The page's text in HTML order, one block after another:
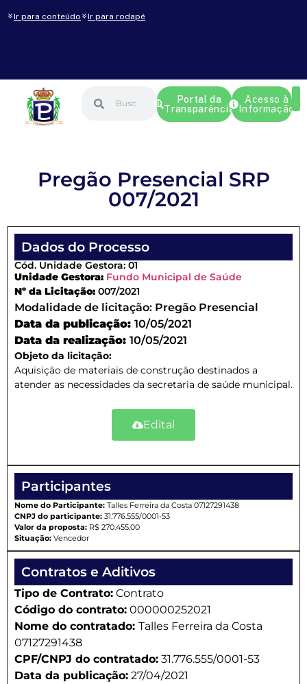
Ir para conteúdo Ir para rodapé
Portal da
Transparência
Acesso à
Informação
Pregão Presencial SRP
007/2021
Dados do Processo
Cód. Unidade Gestora: 01
Unidade Gestora: Fundo Municipal de Saúde
Nº da Licitação: 007/2021
Modalidade de licitação: Pregão Presencial
Data da publicação: 10/05/2021
Data da realização: 10/05/2021
Objeto da licitação:
Aquisição de materiais de construção destinados a
atender as necessidades da secretaria de saúde municipal.
Edital
Participantes
Nome do Participante: Talles Ferreira da Costa 07127291438
CNPJ do participante: 31.776.555/0001-53
Valor da proposta: R$ 270.455,00
Situação: Vencedor
Contratos e Aditivos
Tipo de Contrato: Contrato
Código do contrato: 000000252021
Nome do contratado: Talles Ferreira da Costa
07127291438
CPF/CNPJ do contratado: 31.776.555/0001-53
Data da publicação: 27/04/2021